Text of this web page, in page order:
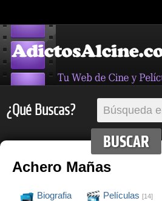
¿Qué Buscas?
Achero Mañas
Biografia Películas [14]